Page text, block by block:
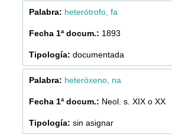
heterótrofo, fa
1893
documentada
heteróxeno, na
Neol. s. XIX o XX
sin asignar